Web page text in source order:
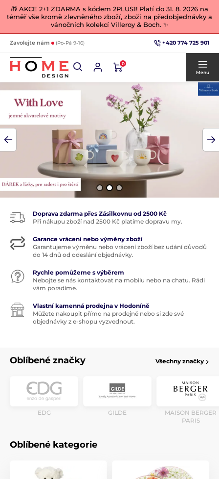
🎁 AKCE 2+1 ZDARMA s kódem 2PLUS1! Platí do 31. 8. 2026 na
téměř vše kromě zlevněného zboží, zboží na předobjednávky a
vánočních kolekcí Villeroy & Boch. ✨
Zavolejte nám (Po-Pá 9-16) +420 774 725 901
0
Menu
Doprava zdarma přes Zásilkovnu od 2500 Kč
Při nákupu zboží nad 2500 Kč platíme dopravu my.
Garance vrácení nebo výměny zboží
Garantujeme výměnu nebo vrácení zboží bez udání důvodů
do 14 dnů od odeslání objednávky.
Rychle pomůžeme s výběrem
Nebojte se nás kontaktovat na mobilu nebo na chatu. Rádi
vám poradíme.
Vlastní kamenná prodejna v Hodoníně
Můžete nakoupit přímo na prodejně nebo si zde své
objednávky z e-shopu vyzvednout.
Oblíbené značky Všechny značky
EDG GILDE
MAISON BERGER
PARIS
Oblíbené kategorie